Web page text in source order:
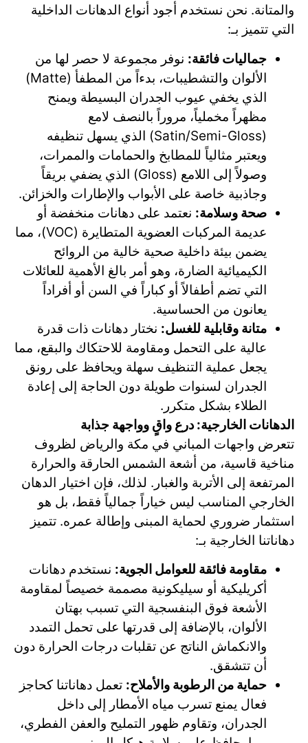
والمتانة. نحن نستخدم أجود أنواع الدهانات الداخلية
التي تتميز بـ:
جماليات فائقة: نوفر مجموعة لا حصر لها من
الألوان والتشطيبات، بدءاً من المطفأ (Matte)
الذي يخفي عيوب الجدران البسيطة ويمنح
مظهراً مخملياً، مروراً بالنصف لامع
(Satin/Semi-Gloss) الذي يسهل تنظيفه
ويعتبر مثالياً للمطابخ والحمامات والممرات،
وصولاً إلى اللامع (Gloss) الذي يضفي بريقاً
وجاذبية خاصة على الأبواب والإطارات والخزائن.
صحة وسلامة: نعتمد على دهانات منخفضة أو
عديمة المركبات العضوية المتطايرة (VOC)، مما
يضمن بيئة داخلية صحية خالية من الروائح
الكيميائية الضارة، وهو أمر بالغ الأهمية للعائلات
التي تضم أطفالاً أو كباراً في السن أو أفراداً
يعانون من الحساسية.
متانة وقابلية للغسل: نختار دهانات ذات قدرة
عالية على التحمل ومقاومة للاحتكاك والبقع، مما
يجعل عملية التنظيف سهلة ويحافظ على رونق
الجدران لسنوات طويلة دون الحاجة إلى إعادة
الطلاء بشكل متكرر.
الدهانات الخارجية: درع واقٍ وواجهة جذابة
تتعرض واجهات المباني في مكة والرياض لظروف
مناخية قاسية، من أشعة الشمس الحارقة والحرارة
المرتفعة إلى الأتربة والغبار. لذلك، فإن اختيار الدهان
الخارجي المناسب ليس خياراً جمالياً فقط، بل هو
استثمار ضروري لحماية المبنى وإطالة عمره. تتميز
دهاناتنا الخارجية بـ:
مقاومة فائقة للعوامل الجوية: نستخدم دهانات
أكريليكية أو سيليكونية مصممة خصيصاً لمقاومة
الأشعة فوق البنفسجية التي تسبب بهتان
الألوان، بالإضافة إلى قدرتها على تحمل التمدد
والانكماش الناتج عن تقلبات درجات الحرارة دون
أن تتشقق.
حماية من الرطوبة والأملاح: تعمل دهاناتنا كحاجز
فعال يمنع تسرب مياه الأمطار إلى داخل
الجدران، وتقاوم ظهور التمليح والعفن الفطري،